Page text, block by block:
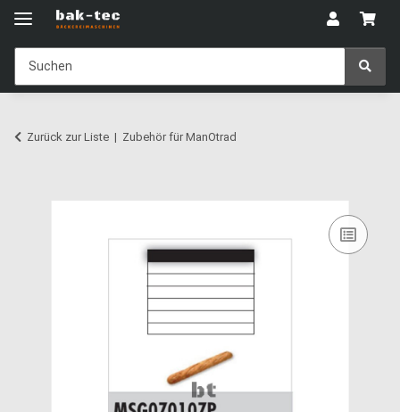
Zurück zur Liste Zubehör für ManOtrad